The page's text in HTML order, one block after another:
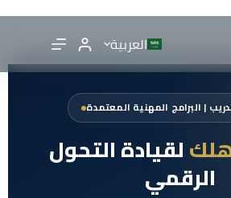
العربية
| البرامج المهنية المعتمدة
لقيادة التحول
الرقمي